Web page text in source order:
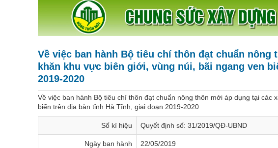
Về việc ban hành Bộ tiêu chí thôn đạt chuẩn
khăn khu vực biên giới, vùng núi, bãi ngang ven
2019-2020
Về việc ban hành Bộ tiêu chí thôn đạt chuẩn nông thôn mới áp dụng tại các
biển trên địa bàn tỉnh Hà Tĩnh, giai đoạn 2019-2020
Số kí hiệu Quyết định số: 31/2019/QĐ-UBND
Ngày ban hành 22/05/2019